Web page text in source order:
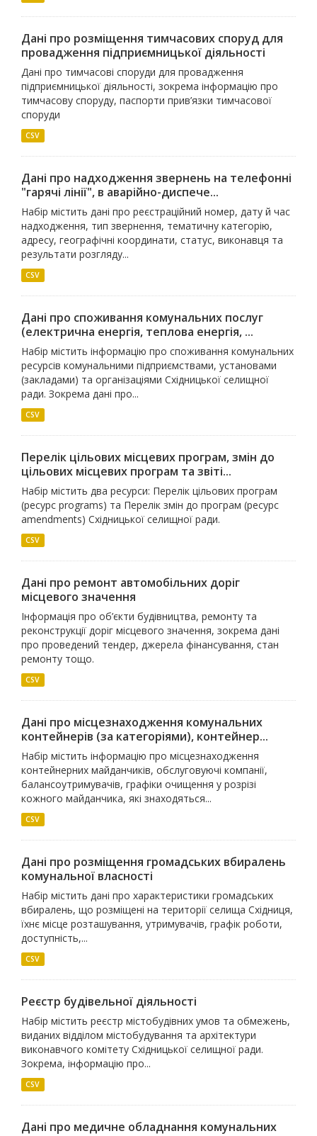
Дані про розміщення тимчасових споруд для
провадження підприємницької діяльності
Дані про тимчасові споруди для провадження
підприємницької діяльності, зокрема інформацію про
тимчасову споруду, паспорти прив’язки тимчасової
споруди
CSV
Дані про надходження звернень на телефонні
"гарячі лінії", в аварійно-диспече...
Набір містить дані про реєстраційний номер, дату й час
надходження, тип звернення, тематичну категорію,
адресу, географічні координати, статус, виконавця та
результати розгляду...
CSV
Дані про споживання комунальних послуг
(електрична енергія, теплова енергія, ...
Набір містить інформацію про споживання комунальних
ресурсів комунальними підприємствами, установами
(закладами) та організаціями Східницької селищної
ради. Зокрема дані про...
CSV
Перелік цільових місцевих програм, змін до
цільових місцевих програм та звіті...
Набір містить два ресурси: Перелік цільових програм
(ресурс programs) та Перелік змін до програм (ресурс
amendments) Східницької селищної ради.
CSV
Дані про ремонт автомобільних доріг
місцевого значення
Інформація про об’єкти будівництва, ремонту та
реконструкції доріг місцевого значення, зокрема дані
про проведений тендер, джерела фінансування, стан
ремонту тощо.
CSV
Дані про місцезнаходження комунальних
контейнерів (за категоріями), контейнер...
Набір містить інформацію про місцезнаходження
контейнерних майданчиків, обслуговуючі компанії,
балансоутримувачів, графіки очищення у розрізі
кожного майданчика, які знаходяться...
CSV
Дані про розміщення громадських вбиралень
комунальної власності
Набір містить дані про характеристики громадських
вбиралень, що розміщені на території селища Східниця,
їхнє місце розташування, утримувачів, графік роботи,
доступність,...
CSV
Реєстр будівельної діяльності
Набір містить реєстр містобудівних умов та обмежень,
виданих відділом містобудування та архітектури
виконавчого комітету Східницької селищної ради.
Зокрема, інформацію про...
CSV
Дані про медичне обладнання комунальних